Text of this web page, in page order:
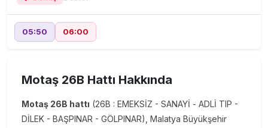
05:50 06:00
Motaş 26B Hattı Hakkında
Motaş 26B hattı (26B : EMEKSİZ - SANAYİ - ADLİ TIP -
DİLEK - BAŞPINAR - GÖLPINAR), Malatya Büyükşehir